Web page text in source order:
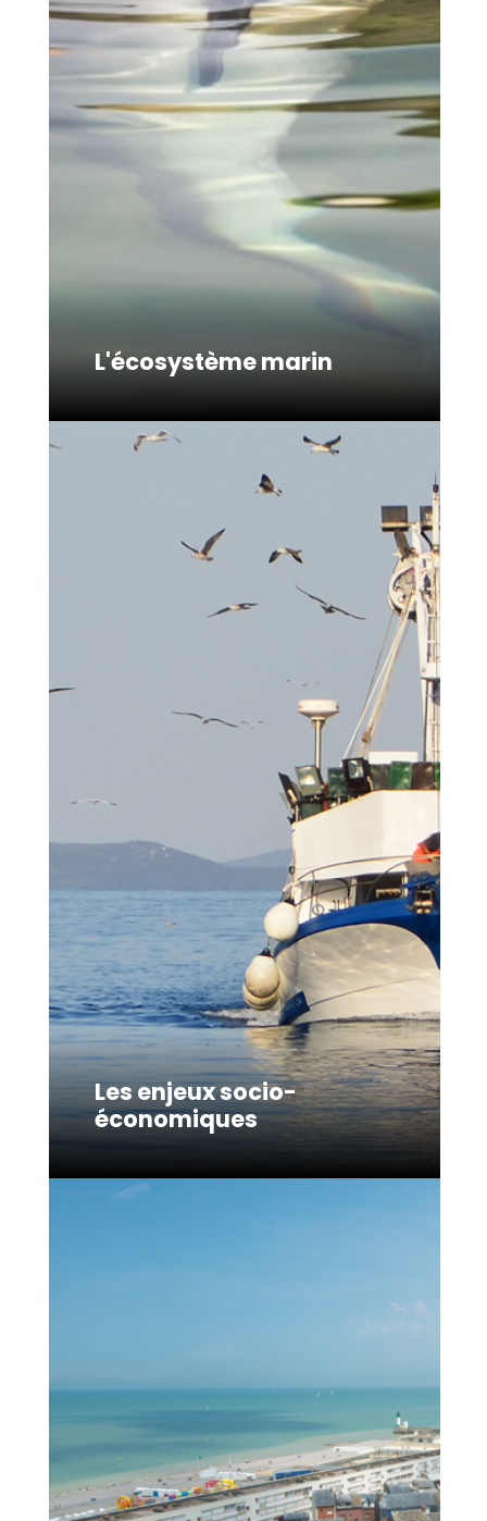
L'écosystème marin
Les enjeux socio-
économiques